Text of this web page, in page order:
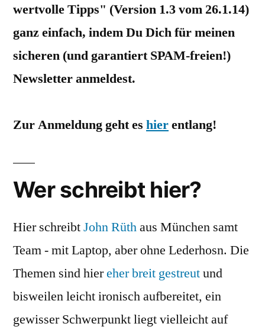
wertvolle Tipps" (Version 1.3 vom 26.1.14)
ganz einfach, indem Du Dich für meinen
sicheren (und garantiert SPAM-freien!)
Newsletter anmeldest.
Zur Anmeldung geht es hierentlang!
Wer schreibt hier?
Hier schreibtJohn Rüthaus München samt
Team - mit Laptop, aber ohne Lederhosn. Die
Themen sind hiereher breit gestreutund
bisweilen leicht ironisch aufbereitet, ein
gewisser Schwerpunkt liegt vielleicht auf